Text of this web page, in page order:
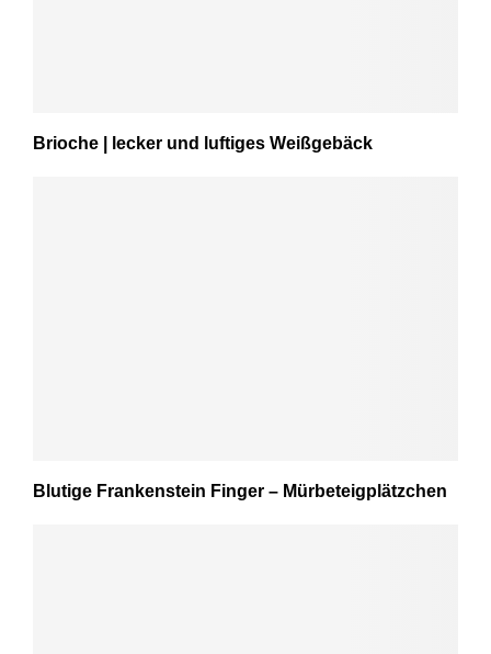
Brioche | lecker und luftiges Weißgebäck
Blutige Frankenstein Finger – Mürbeteigplätzchen